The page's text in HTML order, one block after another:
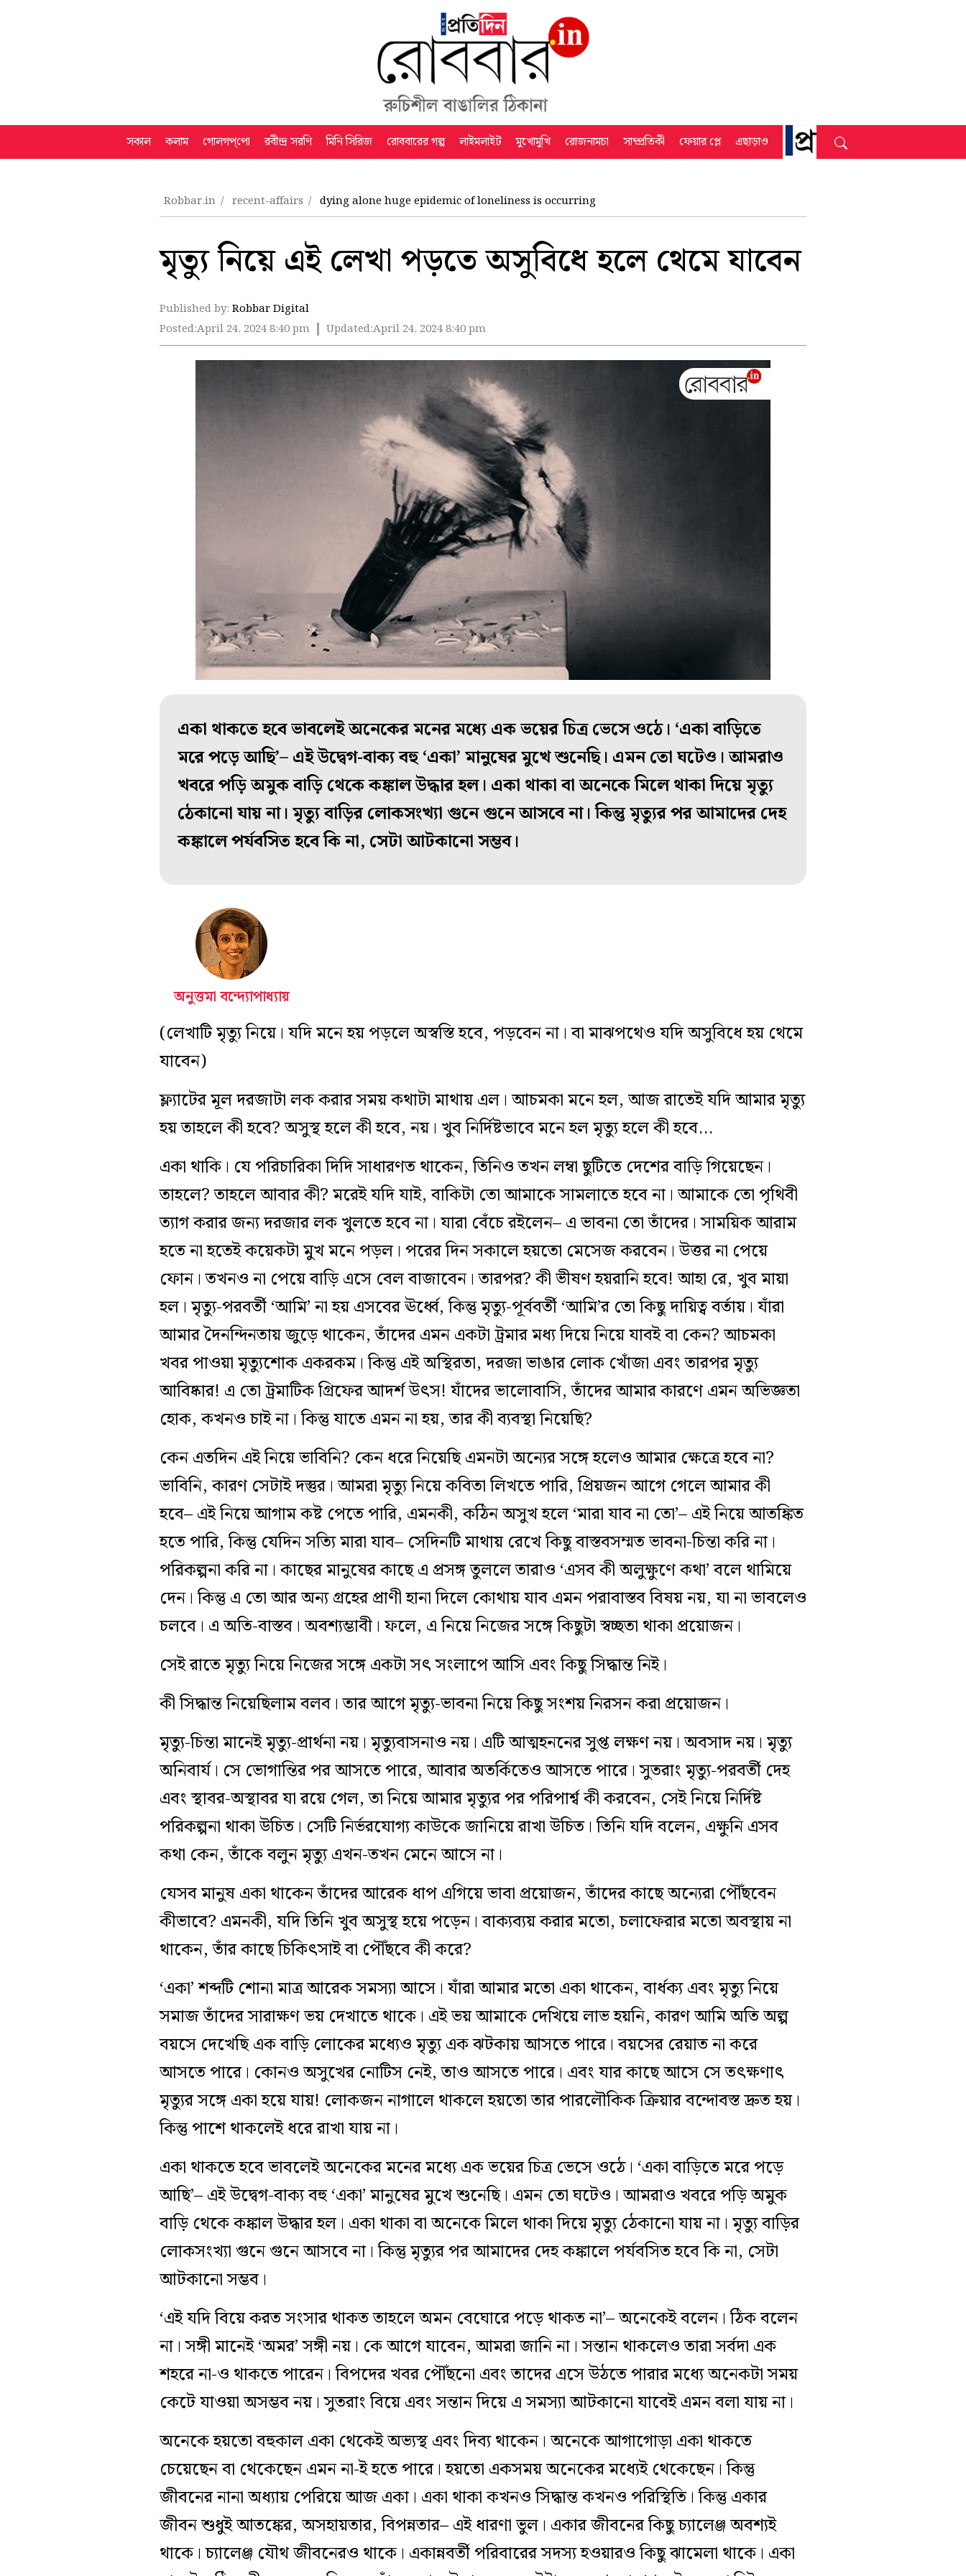
সকাল কলাম গোলগপ্‌পো রবীন্দ্র সরণি মিনি সিরিজ রোববারের গল্প লাইমলাইট মুখোমুখি রোজনামচা সাম্প্রতিকী ফেয়ার প্লে এছাড়াও
Robbar.in recent-affairs dying alone huge epidemic of loneliness is occurring
মৃত্যু নিয়ে এই লেখা পড়তে অসুবিধে হলে থেমে যাবেন
Published by: Robbar Digital
Posted:April 24, 2024 8:40 pm Updated:April 24, 2024 8:40 pm
একা থাকতে হবে ভাবলেই অনেকের মনের মধ্যে এক ভয়ের চিত্র ভেসে ওঠে। ‘একা বাড়িতে
মরে পড়ে আছি’– এই উদ্বেগ-বাক্য বহু ‘একা’ মানুষের মুখে শুনেছি। এমন তো ঘটেও। আমরাও
খবরে পড়ি অমুক বাড়ি থেকে কঙ্কাল উদ্ধার হল। একা থাকা বা অনেকে মিলে থাকা দিয়ে মৃত্যু
ঠেকানো যায় না। মৃত্যু বাড়ির লোকসংখ্যা গুনে গুনে আসবে না। কিন্তু মৃত্যুর পর আমাদের দেহ
কঙ্কালে পর্যবসিত হবে কি না, সেটা আটকানো সম্ভব।
অনুত্তমা বন্দ্যোপাধ্যায়
(লেখাটি মৃত্যু নিয়ে। যদি মনে হয় পড়লে অস্বস্তি হবে, পড়বেন না। বা মাঝপথেও যদি অসুবিধে হয় থেমে
যাবেন)
ফ্ল্যাটের মূল দরজাটা লক করার সময় কথাটা মাথায় এল। আচমকা মনে হল, আজ রাতেই যদি আমার মৃত্যু
হয় তাহলে কী হবে? অসুস্থ হলে কী হবে, নয়। খুব নির্দিষ্টভাবে মনে হল মৃত্যু হলে কী হবে…
একা থাকি। যে পরিচারিকা দিদি সাধারণত থাকেন, তিনিও তখন লম্বা ছুটিতে দেশের বাড়ি গিয়েছেন।
তাহলে? তাহলে আবার কী? মরেই যদি যাই, বাকিটা তো আমাকে সামলাতে হবে না। আমাকে তো পৃথিবী
ত্যাগ করার জন্য দরজার লক খুলতে হবে না। যারা বেঁচে রইলেন– এ ভাবনা তো তাঁদের। সাময়িক আরাম
হতে না হতেই কয়েকটা মুখ মনে পড়ল। পরের দিন সকালে হয়তো মেসেজ করবেন। উত্তর না পেয়ে
ফোন। তখনও না পেয়ে বাড়ি এসে বেল বাজাবেন। তারপর? কী ভীষণ হয়রানি হবে! আহা রে, খুব মায়া
হল। মৃত্যু-পরবর্তী ‘আমি’ না হয় এসবের ঊর্ধ্বে, কিন্তু মৃত্যু-পূর্ববর্তী ‘আমি’র তো কিছু দায়িত্ব বর্তায়। যাঁরা
আমার দৈনন্দিনতায় জুড়ে থাকেন, তাঁদের এমন একটা ট্রমার মধ্য দিয়ে নিয়ে যাবই বা কেন? আচমকা
খবর পাওয়া মৃত্যুশোক একরকম। কিন্তু এই অস্থিরতা, দরজা ভাঙার লোক খোঁজা এবং তারপর মৃত্যু
আবিষ্কার! এ তো ট্রমাটিক গ্রিফের আদর্শ উৎস! যাঁদের ভালোবাসি, তাঁদের আমার কারণে এমন অভিজ্ঞতা
হোক, কখনও চাই না। কিন্তু যাতে এমন না হয়, তার কী ব্যবস্থা নিয়েছি?
কেন এতদিন এই নিয়ে ভাবিনি? কেন ধরে নিয়েছি এমনটা অন্যের সঙ্গে হলেও আমার ক্ষেত্রে হবে না?
ভাবিনি, কারণ সেটাই দস্তুর। আমরা মৃত্যু নিয়ে কবিতা লিখতে পারি, প্রিয়জন আগে গেলে আমার কী
হবে– এই নিয়ে আগাম কষ্ট পেতে পারি, এমনকী, কঠিন অসুখ হলে ‘মারা যাব না তো’– এই নিয়ে আতঙ্কিত
হতে পারি, কিন্তু যেদিন সত্যি মারা যাব– সেদিনটি মাথায় রেখে কিছু বাস্তবসম্মত ভাবনা-চিন্তা করি না।
পরিকল্পনা করি না। কাছের মানুষের কাছে এ প্রসঙ্গ তুললে তারাও ‘এসব কী অলুক্ষুণে কথা’ বলে থামিয়ে
দেন। কিন্তু এ তো আর অন্য গ্রহের প্রাণী হানা দিলে কোথায় যাব এমন পরাবাস্তব বিষয় নয়, যা না ভাবলেও
চলবে। এ অতি-বাস্তব। অবশ্যম্ভাবী। ফলে, এ নিয়ে নিজের সঙ্গে কিছুটা স্বচ্ছতা থাকা প্রয়োজন।
সেই রাতে মৃত্যু নিয়ে নিজের সঙ্গে একটা সৎ সংলাপে আসি এবং কিছু সিদ্ধান্ত নিই।
কী সিদ্ধান্ত নিয়েছিলাম বলব। তার আগে মৃত্যু-ভাবনা নিয়ে কিছু সংশয় নিরসন করা প্রয়োজন।
মৃত্যু-চিন্তা মানেই মৃত্যু-প্রার্থনা নয়। মৃত্যুবাসনাও নয়। এটি আত্মহননের সুপ্ত লক্ষণ নয়। অবসাদ নয়। মৃত্যু
অনিবার্য। সে ভোগান্তির পর আসতে পারে, আবার অতর্কিতেও আসতে পারে। সুতরাং মৃত্যু-পরবর্তী দেহ
এবং স্থাবর-অস্থাবর যা রয়ে গেল, তা নিয়ে আমার মৃত্যুর পর পরিপার্শ্ব কী করবেন, সেই নিয়ে নির্দিষ্ট
পরিকল্পনা থাকা উচিত। সেটি নির্ভরযোগ্য কাউকে জানিয়ে রাখা উচিত। তিনি যদি বলেন, এক্ষুনি এসব
কথা কেন, তাঁকে বলুন মৃত্যু এখন-তখন মেনে আসে না।
যেসব মানুষ একা থাকেন তাঁদের আরেক ধাপ এগিয়ে ভাবা প্রয়োজন, তাঁদের কাছে অন্যেরা পৌঁছবেন
কীভাবে? এমনকী, যদি তিনি খুব অসুস্থ হয়ে পড়েন। বাক্যব্যয় করার মতো, চলাফেরার মতো অবস্থায় না
থাকেন, তাঁর কাছে চিকিৎসাই বা পৌঁছবে কী করে?
‘একা’ শব্দটি শোনা মাত্র আরেক সমস্যা আসে। যাঁরা আমার মতো একা থাকেন, বার্ধক্য এবং মৃত্যু নিয়ে
সমাজ তাঁদের সারাক্ষণ ভয় দেখাতে থাকে। এই ভয় আমাকে দেখিয়ে লাভ হয়নি, কারণ আমি অতি অল্প
বয়সে দেখেছি এক বাড়ি লোকের মধ্যেও মৃত্যু এক ঝটকায় আসতে পারে। বয়সের রেয়াত না করে
আসতে পারে। কোনও অসুখের নোটিস নেই, তাও আসতে পারে। এবং যার কাছে আসে সে তৎক্ষণাৎ
মৃত্যুর সঙ্গে একা হয়ে যায়! লোকজন নাগালে থাকলে হয়তো তার পারলৌকিক ক্রিয়ার বন্দোবস্ত দ্রুত হয়।
কিন্তু পাশে থাকলেই ধরে রাখা যায় না।
একা থাকতে হবে ভাবলেই অনেকের মনের মধ্যে এক ভয়ের চিত্র ভেসে ওঠে। ‘একা বাড়িতে মরে পড়ে
আছি’– এই উদ্বেগ-বাক্য বহু ‘একা’ মানুষের মুখে শুনেছি। এমন তো ঘটেও। আমরাও খবরে পড়ি অমুক
বাড়ি থেকে কঙ্কাল উদ্ধার হল। একা থাকা বা অনেকে মিলে থাকা দিয়ে মৃত্যু ঠেকানো যায় না। মৃত্যু বাড়ির
লোকসংখ্যা গুনে গুনে আসবে না। কিন্তু মৃত্যুর পর আমাদের দেহ কঙ্কালে পর্যবসিত হবে কি না, সেটা
আটকানো সম্ভব।
‘এই যদি বিয়ে করত সংসার থাকত তাহলে অমন বেঘোরে পড়ে থাকত না’– অনেকেই বলেন। ঠিক বলেন
না। সঙ্গী মানেই ‘অমর’ সঙ্গী নয়। কে আগে যাবেন, আমরা জানি না। সন্তান থাকলেও তারা সর্বদা এক
শহরে না-ও থাকতে পারেন। বিপদের খবর পৌঁছনো এবং তাদের এসে উঠতে পারার মধ্যে অনেকটা সময়
কেটে যাওয়া অসম্ভব নয়। সুতরাং বিয়ে এবং সন্তান দিয়ে এ সমস্যা আটকানো যাবেই এমন বলা যায় না।
অনেকে হয়তো বহুকাল একা থেকেই অভ্যস্থ এবং দিব্য থাকেন। অনেকে আগাগোড়া একা থাকতে
চেয়েছেন বা থেকেছেন এমন না-ই হতে পারে। হয়তো একসময় অনেকের মধ্যেই থেকেছেন। কিন্তু
জীবনের নানা অধ্যায় পেরিয়ে আজ একা। একা থাকা কখনও সিদ্ধান্ত কখনও পরিস্থিতি। কিন্তু একার
জীবন শুধুই আতঙ্কের, অসহায়তার, বিপন্নতার– এই ধারণা ভুল। একার জীবনের কিছু চ্যালেঞ্জ অবশ্যই
থাকে। চ্যালেঞ্জ যৌথ জীবনেরও থাকে। একান্নবর্তী পরিবারের সদস্য হওয়ারও কিছু ঝামেলা থাকে। একা